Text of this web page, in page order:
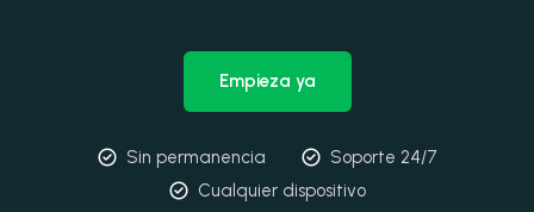
Empieza ya
Sin permanencia
Soporte 24/7
Cualquier dispositivo